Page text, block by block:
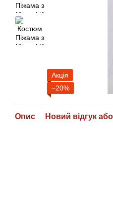
Акція
−20%
Опис Новий відгук